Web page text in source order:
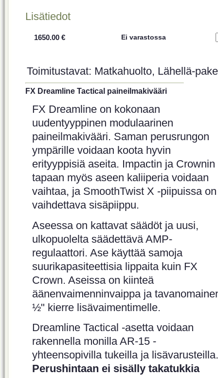
Lisätiedot
1650.00 € Ei varastossa
Toimitustavat: Matkahuolto, Lähellä-
FX Dreamline Tactical paineilmakivääri
FX Dreamline on kokonaan
uudentyyppinen modulaarinen
paineilmakivääri. Saman perusrungon
ympärille voidaan koota hyvin
erityyppisiä aseita. Impactin ja Crownin
tapaan myös aseen kaliiperia voidaan
vaihtaa, ja SmoothTwist X -piipuissa on
vaihdettava sisäpiippu.
Aseessa on kattavat säädöt ja uusi,
ulkopuolelta säädettävä AMP-
regulaattori. Ase käyttää samoja
suurikapasiteettisia lippaita kuin FX
Crown. Aseissa on kiinteä
äänenvaimenninvaippa ja
½" kierre lisävaimentimelle.
Dreamline Tactical -asetta voidaan
rakennella monilla AR-15 -
yhteensopivilla tukeilla ja lisävarusteilla.
Perushintaan ei sisälly takatukkia